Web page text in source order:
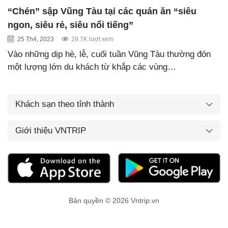
“Chén” sập Vũng Tàu tại các quán ăn “siêu
ngon, siêu rẻ, siêu nổi tiếng”
25 Th4, 2023 29.7K lượt xem
Vào những dịp hè, lễ, cuối tuần Vũng Tàu thường đón
một lượng lớn du khách từ khắp các vùng…
Khách sạn theo tỉnh thành
Giới thiệu VNTRIP
Bản quyền © 2026 Vntrip.vn